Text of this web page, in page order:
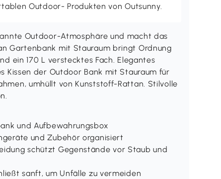
Outdoor- Produkten von Outsunny.
Outdoor-Atmosphäre und macht das
Gartenbank mit Stauraum bringt Ordnung
ein 170 L verstecktes Fach. Elegantes
Kissen der Outdoor Bank mit Stauraum für
umhüllt von Kunststoff-Rattan. Stilvolle
und Aufbewahrungsbox
und Zubehör organisiert
schützt Gegenstände vor Staub und
sanft, um Unfälle zu vermeiden